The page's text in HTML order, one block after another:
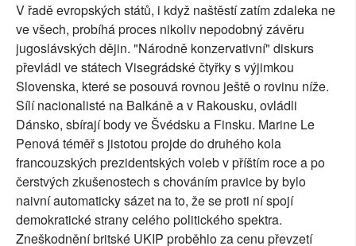
V řadě evropských států, i když naštěstí zatím zdaleka ne
ve všech, probíhá proces nikoliv nepodobný závěru
jugoslávských dějin. "Národně konzervativní" diskurs
převládl ve státech Visegrádské čtyřky s výjimkou
Slovenska, které se posouvá rovnou ještě o rovinu níže.
Sílí nacionalisté na Balkáně a v Rakousku, ovládli
Dánsko, sbírají body ve Švédsku a Finsku. Marine Le
Penová téměř s jistotou projde do druhého kola
francouzských prezidentských voleb v příštím roce a po
čerstvých zkušenostech s chováním pravice by bylo
naivní automaticky sázet na to, že se proti ní spojí
demokratické strany celého politického spektra.
Zneškodnění britské UKIP proběhlo za cenu převzetí